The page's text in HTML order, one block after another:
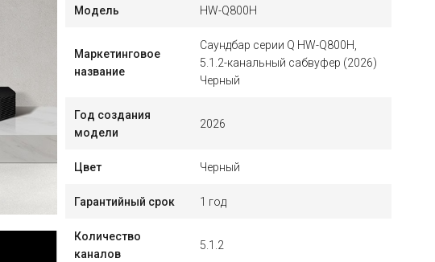
Модель HW-Q800H
Маркетинговое
название
Саундбар серии Q HW-Q800H,
5.1.2-канальный сабвуфер (2026)
Черный
Год создания
модели
2026
Цвет Черный
Гарантийный срок 1 год
Количество
каналов
5.1.2